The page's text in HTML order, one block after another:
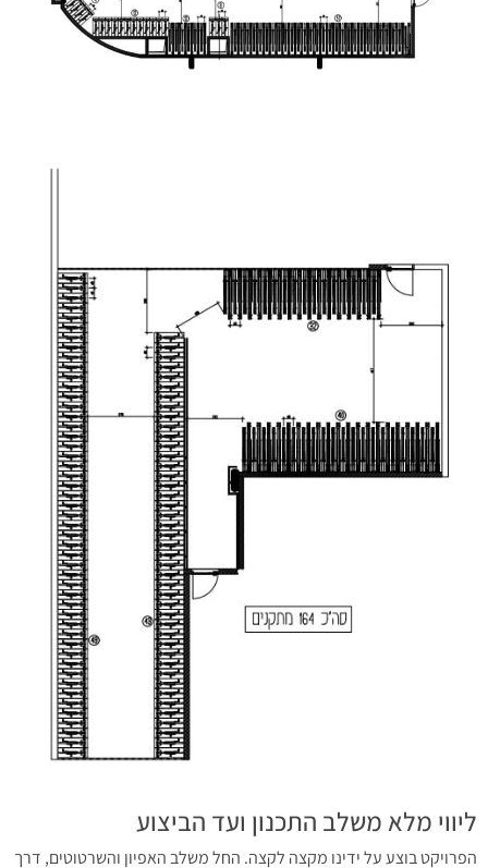
ליווי מלא משלב התכנון ועד הביצוע
הפרויקט בוצע על ידינו מקצה לקצה. החל משלב האפיון והשרטוטים, דרך